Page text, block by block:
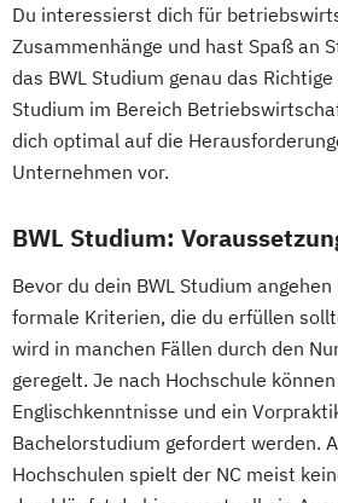
Du interessierst dich für
Zusammenhänge und hast Spaß an
das BWL Studium genau das
Studium im Bereich
dich optimal auf die
Unternehmen vor.
BWL Studium:
Bevor du dein BWL Studium
formale Kriterien, die du erfüllen
wird in manchen Fällen durch den
geregelt. Je nach Hochschule
Englischkenntnisse und ein
Bachelorstudium gefordert werden.
Hochschulen spielt der NC meist